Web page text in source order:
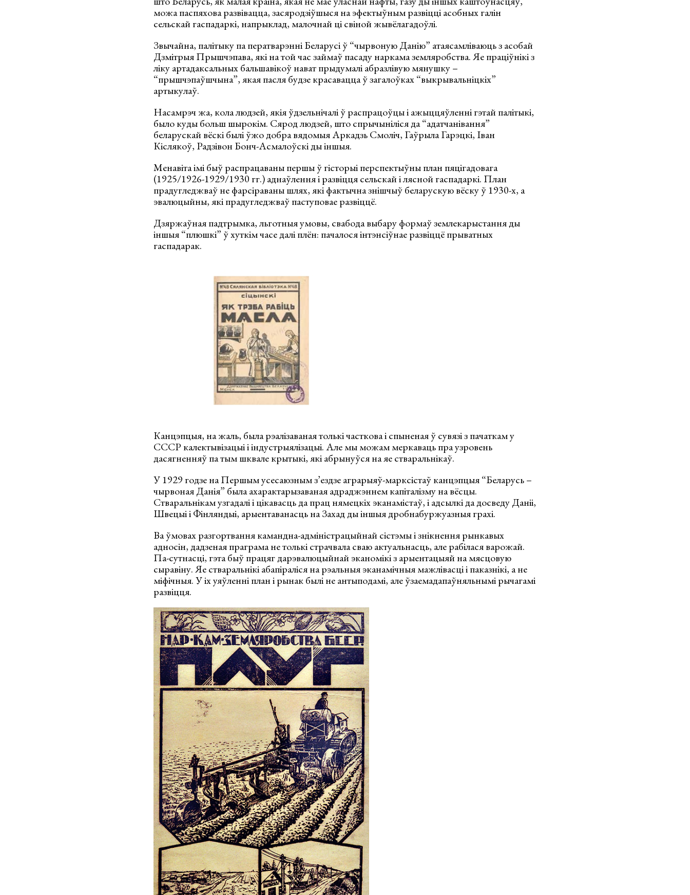
можа паспяхова развівацца, засяродзіўшыся на эфектыўным развіцці асобных галін
сельскай гаспадаркі, напрыклад, малочнай ці свіной жывёлагадоўлі.
Звычайна, палітыку па ператварэнні Беларусі ў “чырвоную Данію” атаясамліваюць з асобай
Дзмітрыя Прышчэпава, які на той час займаў пасаду наркама земляробства. Яе праціўнікі з
ліку артадаксальных бальшавікоў нават прыдумалі абразлівую мянушку –
“прышчэпаўшчына”, якая пасля будзе красавацца ў загалоўках “выкрывальніцкіх”
артыкулаў.
Насамрэч жа, кола людзей, якія ўдзельнічалі ў распрацоўцы і ажыццяўленні гэтай палітыкі,
было куды больш шырокім. Сярод людзей, што спрычыніліся да “адатчанівання”
беларускай вёскі былі ўжо добра вядомыя Аркадзь Смоліч, Гаўрыла Гарэцкі, Іван
Кіслякоў, Радзівон Бонч-Асмалоўскі ды іншыя.
Менавіта імі быў распрацаваны першы ў гісторыі перспектыўны план пяцігадовага
(1925/1926-1929/1930 гг.) аднаўлення і развіцця сельскай і лясной гаспадаркі. План
прадугледжваў не фарсіраваны шлях, які фактычна знішчыў беларускую вёску ў 1930-х, а
эвалюцыйны, які прадугледжваў паступовае развіццё.
Дзяржаўная падтрымка, льготныя умовы, свабода выбару формаў землекарыстання ды
іншыя “плюшкі” ў хуткім часе далі плён: пачалося інтэнсіўнае развіццё прыватных
гаспадарак.
Канцэпцыя, на жаль, была рэалізаваная толькі часткова і спыненая ў сувязі з пачаткам у
СССР калектывізацыі і індустрыялізацыі. Але мы можам меркаваць пра узровень
дасягненняў па тым шквале крытыкі, які абрынуўся на яе стваральнікаў.
У 1929 годзе на Першым усесаюзным з’ездзе аграрыяў-марксістаў канцэпцыя “Беларусь –
чырвоная Данія” была ахарактарызаваная адраджэннем капіталізму на вёсцы.
Стваральнікам узгадалі і цікавасць да прац нямецкіх эканамістаў, і адсылкі да досведу Даніі,
Швецыі і Фінляндыі, арыентаванасць на Захад ды іншыя дробнабуржуазныя грахі.
Ва ўмовах разгортвання камандна-адміністрацыйнай сістэмы і знікнення рынкавых
адносін, дадзеная праграма не толькі страчвала сваю актуальнасць, але рабілася варожай.
Па-сутнасці, гэта быў працяг дарэвалюцыйнай эканомікі з арыентацыяй на мясцовую
сыравіну. Яе стваральнікі абапіраліся на рэальныя эканамічныя мажлівасці і паказнікі, а не
міфічныя. У іх уяўленні план і рынак былі не антыподамі, але ўзаемадапаўняльнымі рычагамі
развіцця.